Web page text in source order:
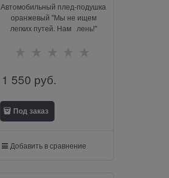
Автомобильный плед-подушка
оранжевый "Мы не ищем
легких путей. Нам лень!"
1 550 руб.
Под заказ
Добавить в сравнение